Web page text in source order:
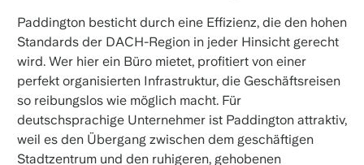
Paddington besticht durch eine Effizienz, die den hohen
Standards der DACH-Region in jeder Hinsicht gerecht
wird. Wer hier ein Büro mietet, profitiert von einer
perfekt organisierten Infrastruktur, die Geschäftsreisen
so reibungslos wie möglich macht. Für
deutschsprachige Unternehmer ist Paddington attraktiv,
weil es den Übergang zwischen dem geschäftigen
Stadtzentrum und den ruhigeren, gehobenen